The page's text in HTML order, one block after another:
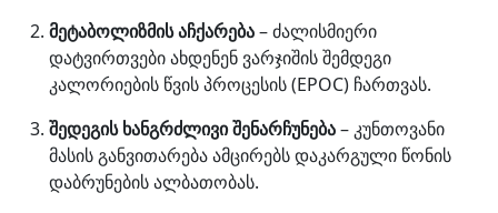
მეტაბოლიზმის აჩქარება– ძალისმიერი
დატვირთვები ახდენენ ვარჯიშის შემდეგი
კალორიების წვის პროცესის (EPOC) ჩართვას.
შედეგის ხანგრძლივი შენარჩუნება– კუნთოვანი
მასის განვითარება ამცირებს დაკარგული წონის
დაბრუნების ალბათობას.